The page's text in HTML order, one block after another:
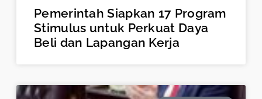
Pemerintah Siapkan 17 Program
Stimulus untuk Perkuat Daya
Beli dan Lapangan Kerja